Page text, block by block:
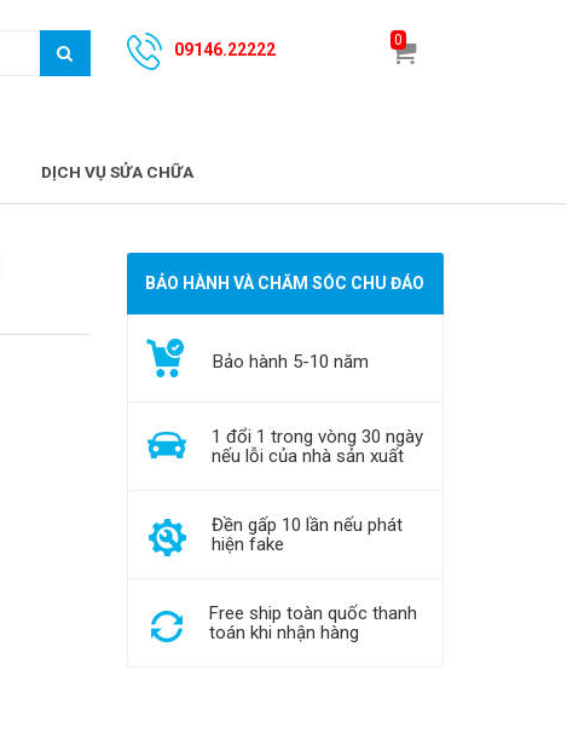
09146.22222
0
DỊCH VỤ SỬA CHỮA
BẢO HÀNH VÀ CHĂM SÓC CHU ĐÁO
Bảo hành 5-10 năm
1 đổi 1 trong vòng 30 ngày
nếu lỗi của nhà sản xuất
Đền gấp 10 lần nếu phát
hiện fake
Free ship toàn quốc thanh
toán khi nhận hàng